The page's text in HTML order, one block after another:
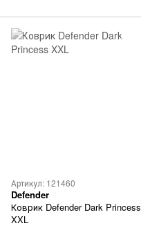
Артикул: 121460
Defender
Коврик Defender Dark Princess
XXL